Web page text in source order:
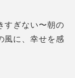
すぎない〜朝の
風に、幸せを感